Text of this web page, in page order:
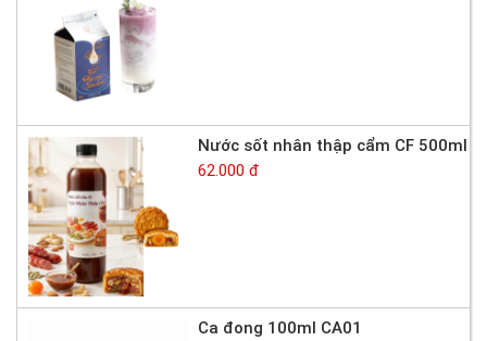
Nước sốt nhân thập cẩm CF 500ml
62.000 đ
Ca đong 100ml CA01